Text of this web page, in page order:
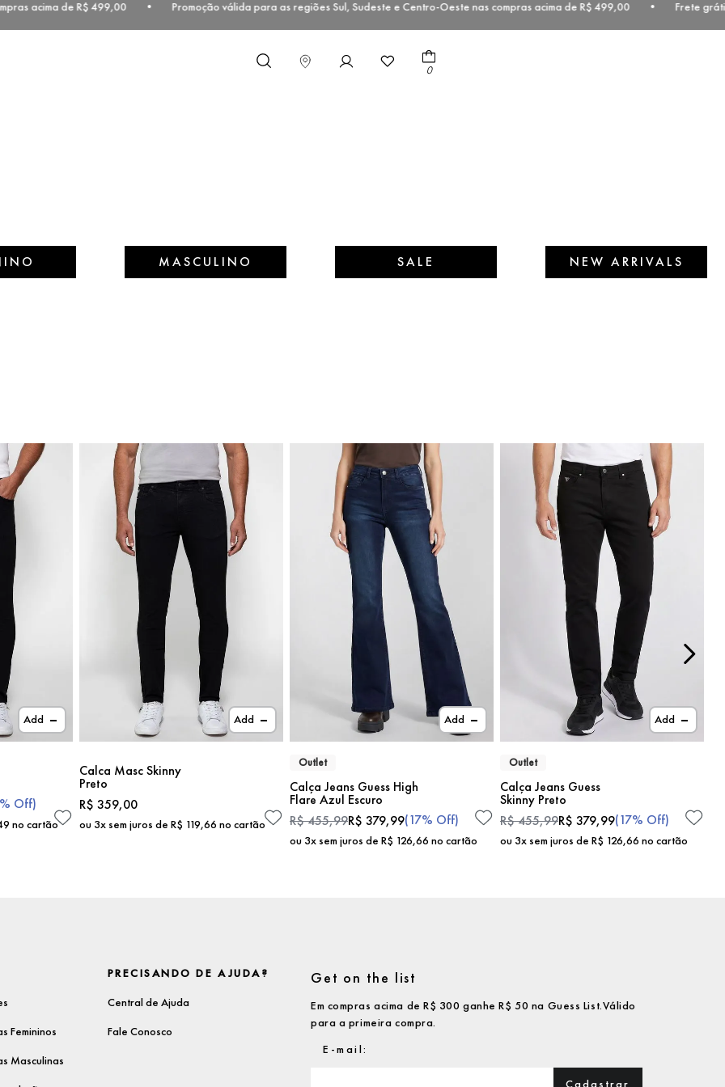
acima de R$ 499,00 • Promoção válida para as regiões Sul, Sudeste e Centro-Oeste nas compras acima de R$ 499,00 •
O que você procura?
0
MASCULINO SALE NEW ARRIVALS
Add
Off)
no cartão
Add
Calca Masc Skinny
Preto
R$ 359,00
ou 3x sem juros de R$ 119,66 no cartão
Add
Outlet
Calça Jeans Guess High
Flare Azul Escuro
R$455,99R$ 379,99(17% Off)
ou 3x sem juros de R$ 126,66 no cartão
Add
Outlet
Calça Jeans Guess
Skinny Preto
R$455,99R$ 379,99(17% Off)
ou 3x sem juros de R$ 126,66 no cartão
Femininos
Masculinas
PRECISANDO DE AJUDA?
Central de Ajuda
Fale Conosco
Get on the list
Em compras acima de R$ 300 ganhe R$ 50 na Guess List.Válido
para a primeira compra.
Cadastrar